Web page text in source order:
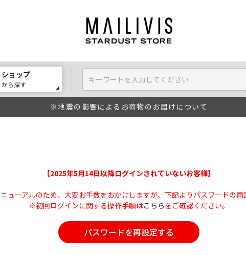
ショップ
から探す
※地震の影響によるお荷物のお届けについて
【2025年5月14日以降ログインされていないお客様】
ューアルのため、大変お手数をおかけしますが、下記よりパスワードの再
※初回ログインに関する操作手順はこちらをご確認ください。
パスワードを再設定する